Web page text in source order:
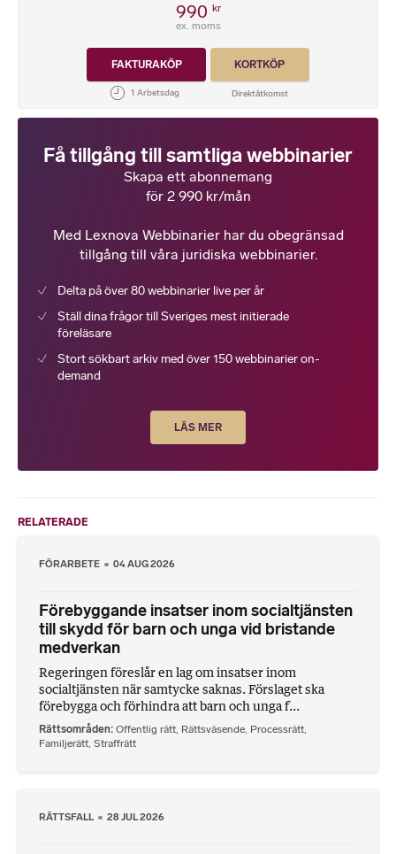
990 kr
ex. moms
FAKTURAKÖP KORTKÖP
Få tillgång till samtliga webbinarier
Skapa ett abonnemang
för 2 990 kr/mån
Med Lexnova Webbinarier har du obegränsad
tillgång till våra juridiska webbinarier.
Delta på över 80 webbinarier live per år
Ställ dina frågor till Sveriges mest initierade
föreläsare
Stort sökbart arkiv med över 150 webbinarier on-
demand
LÄS MER
RELATERADE
FÖRARBETE 04 AUG 2026
Förebyggande insatser inom socialtjänsten
till skydd för barn och unga vid bristande
medverkan
Regeringen föreslår en lag om insatser inom
socialtjänsten när samtycke saknas. Förslaget ska
förebygga och förhindra att barn och unga f...
Rättsområden Offentlig rätt, Rättsväsende, Processrätt,
Familjerätt, Straffrätt
RÄTTSFALL 28 JUL 2026